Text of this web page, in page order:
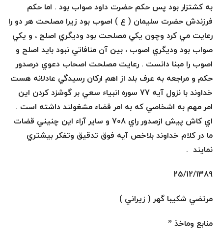
به كشتزار بود پس حكم حضرت داود صواب بود . اما حكم
فرزندش حضرت سليمان ( ع ) اصوب بود زيرا مصلحت هر دو را
رعايت مي كرد وچون يكي مصلحت بود وديگري اصلح ، و يكي
صواب بود وديگري اصوب ، بين آن منافاتي نبود بايد اصلح و
اصوب را مبنا دانست . رعايت مصلحت اصحاب دعوي درصدور
حكم و مراجعه به عرف بلد از اهم اركان رسيدگي عادلانه هست
خداوند با نزول آيه 77 سوره انبياء سعي بر گوشزد كردن اين
امر مهم به اشخاصي كه به امر قضاء مشغولند داشته است .
اي كاش پيش ازصدور راي 708 و ساير آراء اين چنيني قضات
ما در كلام خداوند بلاخص آيه فوق تدقيق وتفكر بيشتري
نمايند .
25/12/1389
مرتضي شكيبا گهر ( زيراني )
منابع وماخذ”